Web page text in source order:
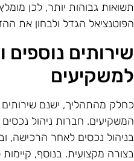
גבוהות יותר, לכן
הגדל ולבחון את
נוספים
מהתהליך, ישנם שירותים
חברות ניהול נכסים
נכסים לאחר הרכישה,
מקצועית. בנוסף,